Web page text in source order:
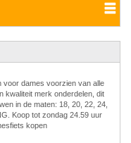
voor dames voorzien van alle
kwaliteit merk onderdelen, dit
in de maten: 18, 20, 22, 24,
Koop tot zondag 24.59 uur